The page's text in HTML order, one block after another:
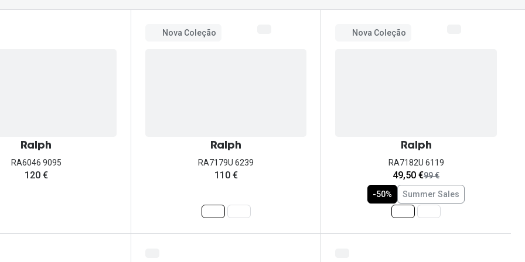
Ver todas
Todas as marcas
Ralph
RA6046 9095
120 €
Nova Coleção
Ralph
RA7179U 6239
110 €
Nova Coleção
Ralph
RA7182U 6119
agora:
49,50 €era:
99 €
-50%
Summer Sales